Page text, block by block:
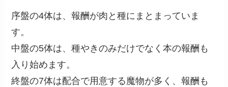
序盤の4体は、報酬が肉と種にまとまっていま
す。
中盤の5体は、種やきのみだけでなく本の報酬も
入り始めます。
終盤の7体は配合で用意する魔物が多く、報酬も